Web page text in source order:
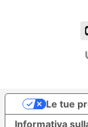
Informativa
Le tue